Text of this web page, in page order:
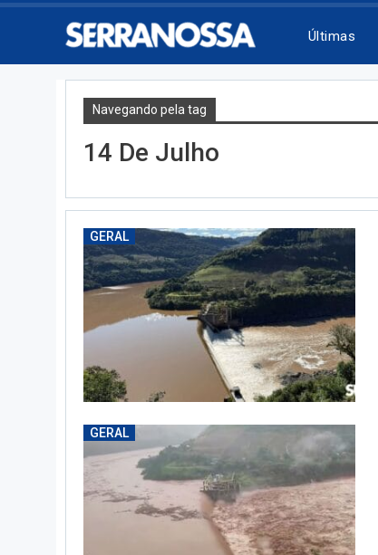
Últimas
Navegando pela tag
14 De Julho
GERAL
GERAL